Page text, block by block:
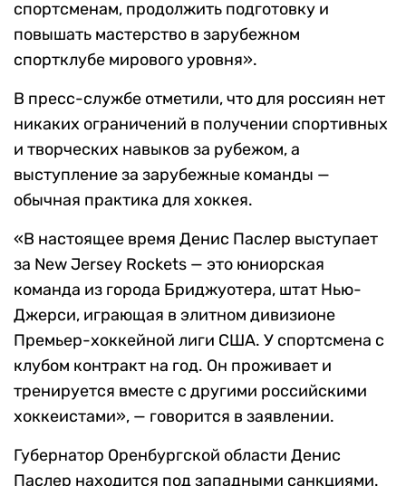
спортсменам, продолжить подготовку и
повышать мастерство в зарубежном
спортклубе мирового уровня».
В пресс-службе отметили, что для россиян нет
никаких ограничений в получении спортивных
и творческих навыков за рубежом, а
выступление за зарубежные команды —
обычная практика для хоккея.
«В настоящее время Денис Паслер выступает
за New Jersey Rockets — это юниорская
команда из города Бриджуотера, штат Нью-
Джерси, играющая в элитном дивизионе
Премьер-хоккейной лиги США. У спортсмена с
клубом контракт на год. Он проживает и
тренируется вместе с другими российскими
хоккеистами», — говорится в заявлении.
Губернатор Оренбургской области Денис
Паслер находится под западными санкциями.